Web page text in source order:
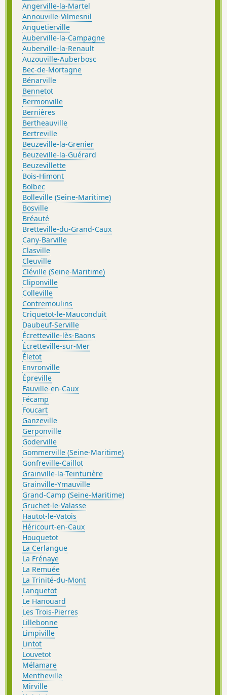
Angerville-la-Martel
Annouville-Vilmesnil
Anquetierville
Auberville-la-Campagne
Auberville-la-Renault
Auzouville-Auberbosc
Bec-de-Mortagne
Bénarville
Bennetot
Bermonville
Bernières
Bertheauville
Bertreville
Beuzeville-la-Grenier
Beuzeville-la-Guérard
Beuzevillette
Bois-Himont
Bolbec
Bolleville (Seine-Maritime)
Bosville
Bréauté
Bretteville-du-Grand-Caux
Cany-Barville
Clasville
Cleuville
Cléville (Seine-Maritime)
Cliponville
Colleville
Contremoulins
Criquetot-le-Mauconduit
Daubeuf-Serville
Écretteville-lès-Baons
Écretteville-sur-Mer
Életot
Envronville
Épreville
Fauville-en-Caux
Fécamp
Foucart
Ganzeville
Gerponville
Goderville
Gommerville (Seine-Maritime)
Gonfreville-Caillot
Grainville-la-Teinturière
Grainville-Ymauville
Grand-Camp (Seine-Maritime)
Gruchet-le-Valasse
Hautot-le-Vatois
Héricourt-en-Caux
Houquetot
La Cerlangue
La Frénaye
La Remuée
La Trinité-du-Mont
Lanquetot
Le Hanouard
Les Trois-Pierres
Lillebonne
Limpiville
Lintot
Louvetot
Mélamare
Mentheville
Mirville